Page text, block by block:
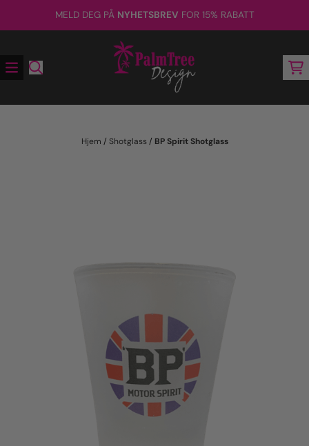
Hopp til innholdMELD DEG PÅ NYHETSBREV FOR 15% RABATT
Hjem / Shotglass / BP Spirit Shotglass